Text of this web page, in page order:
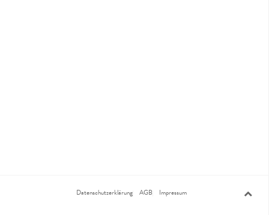
Datenschutzerklärung AGB Impressum